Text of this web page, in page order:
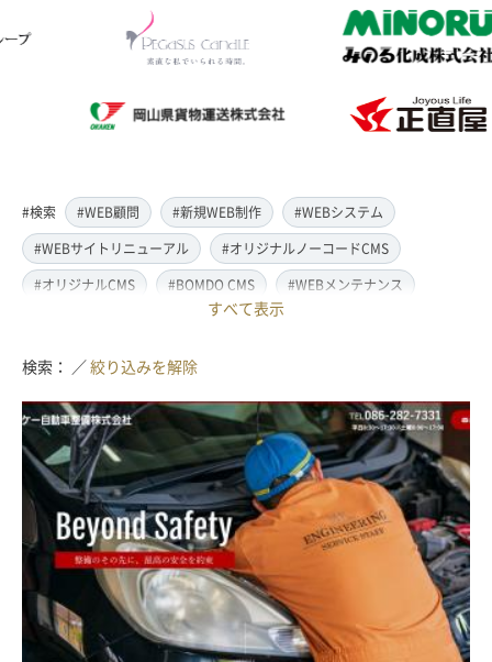
#検索 #WEB顧問 #新規WEB制作
#WEBシステム
#WEBサイトリニューアル
#オリジナルノーコードCMS
#オリジナルCMS
#BOMDO CMS
#WEBメンテナンス
#レスポンシブ対応
#翻訳・多言語対応
#情報管理システム
#取材・ライティング
#写真撮影
#動画制作(撮影・編集)
#ドローン撮影(空撮)
#イラスト制作
#アクセス解析・SEO対策
#名刺・パンフレット制作
#販促・ノベルティーグッズ制作
#ロゴマークデザイン
#SDGsサポート
#IT導入補助金
#JavaScript
#WEBサーバ移転
#AWS構築
#IoT関連
#Androidアプリ開発
#インソーシングコンサルティング
すべて表示
検索： ／絞り込みを解除